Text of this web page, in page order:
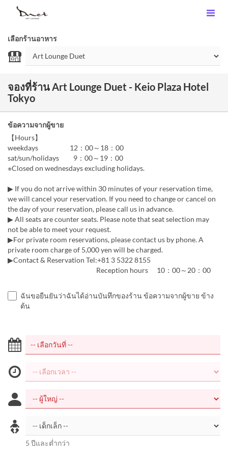
เลือกร้านอาหาร
จองที่ร้าน Art Lounge Duet - Keio Plaza Hotel
Tokyo
ข้อความจากผู้ขาย
【Hours】
weekdays 12：00～18：00
sat/sun/holidays 9：00～19：00
※Closed on wednesdays excluding holidays.
▶ If you do not arrive within 30 minutes of your reservation time,
we will cancel your reservation. If you need to change or cancel on
the day of your reservation, please call us in advance.
▶ All seats are counter seats. Please note that seat selection may
not be able to meet your request.
▶For private room reservations, please contact us by phone. A
private room charge of 5,000 yen will be charged.
▶Contact & Reservation Tel:+81 3 5322 8155
Reception hours 10：00～20：00
ฉันขอยืนยันว่าฉันได้อ่านบันทึกของร้าน ข้อความจากผู้ขาย ข้าง
ต้น
5 ปีและต่ำกว่า